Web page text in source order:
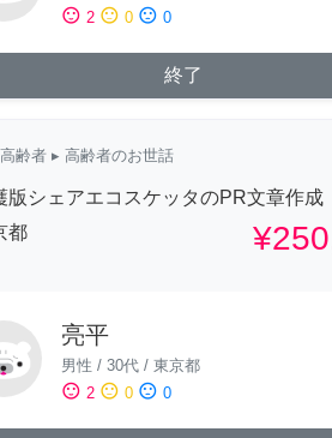
sentiment_satisfied 2 sentiment_neutral 0 sentiment_dissatisfied 0
終了
高齢者 ▸ 高齢者のお世話
版シェアエコスケッタのPR文章作成
都
亮平
男性 / 30代 / 東京都
sentiment_satisfied 2 sentiment_neutral 0 sentiment_dissatisfied 0